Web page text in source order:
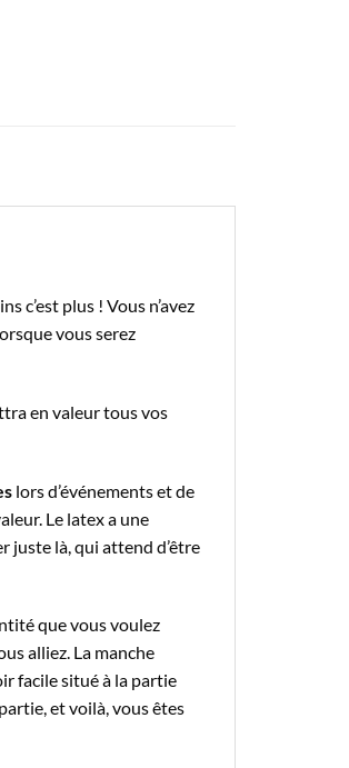
c’est plus ! Vous n’avez
vous serez
en valeur tous vos
lors d’événements et de
Le latex a une
juste là, qui attend d’être
que vous voulez
alliez. La manche
facile situé à la partie
et voilà, vous êtes